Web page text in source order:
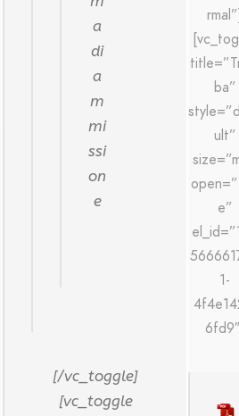
a
di
a
m
mi
ssi
on
e
[/vc_toggle]
[vc_toggle
ba”
ult”
e”
1-